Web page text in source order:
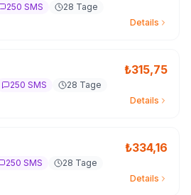
250 SMS
28 Tage
Details
₺315,75
250 SMS
28 Tage
Details
₺334,16
250 SMS
28 Tage
Details